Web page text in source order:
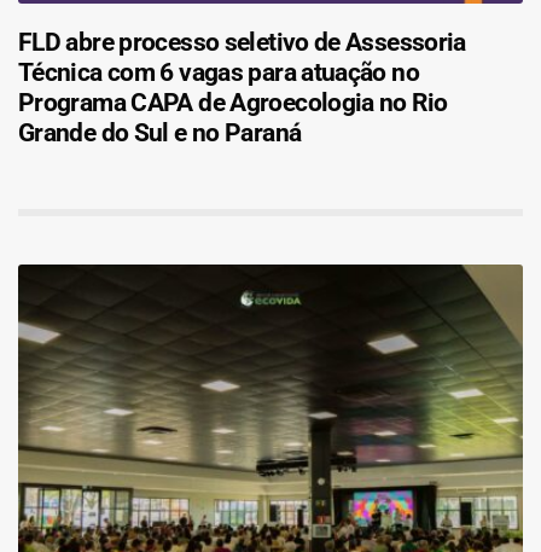
FLD abre processo seletivo de Assessoria
Técnica com 6 vagas para atuação no
Programa CAPA de Agroecologia no Rio
Grande do Sul e no Paraná